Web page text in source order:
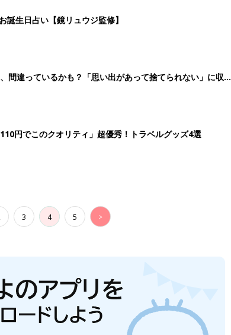
生日占い【鏡リュウジ監修】
間違っているかも？「思い出があって捨てられない」に収納
円でこのクオリティ」超優秀！トラベルグッズ4選
3 4 5 >